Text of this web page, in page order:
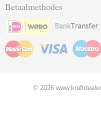
Betaalmethodes
© 2026